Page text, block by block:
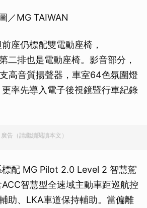
／MG TAIWAN
座仍標配雙電動座椅，
二排也是電動座椅。影音部分，
高音質揚聲器，車室64色氛圍燈
率先導入電子後視鏡暨行車紀錄
廣告（請繼續閱讀本文）
配 MG Pilot 2.0 Level 2 智慧駕
智慧型全速域主動車距巡航控
助、LKA車道保持輔助。當偏離